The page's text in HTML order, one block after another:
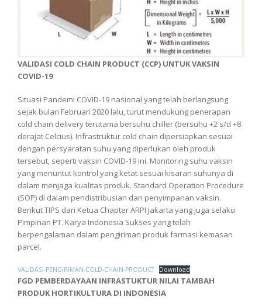
VALIDASI COLD CHAIN PRODUCT (CCP) UNTUK VAKSIN
COVID-19
Situasi Pandemi COVID-19 nasional yang telah berlangsung
sejak bulan Februari 2020 lalu, turut mendukung penerapan
cold chain delivery terutama bersuhu chiller (bersuhu +2 s/d +8
derajat Celcius). Infrastruktur cold chain dipersiapkan sesuai
dengan persyaratan suhu yang diperlukan oleh produk
tersebut, seperti vaksin COVID-19 ini. Monitoring suhu vaksin
yang menuntut kontrol yang ketat sesuai kisaran suhunya di
dalam menjaga kualitas produk. Standard Operation Procedure
(SOP) di dalam pendistribusian dan penyimpanan vaksin.
Berikut TIPS dari Ketua Chapter ARPI Jakarta yang juga selaku
Pimpinan PT. Karya Indonesia Sukses yang telah
berpengalaman dalam pengiriman produk farmasi kemasan
parcel.
VALIDASI-PENGIRIMAN-COLD-CHAIN-PRODUCT Download
FGD PEMBERDAYAAN INFRASTUKTUR NILAI TAMBAH
PRODUK HORTIKULTURA DI INDONESIA